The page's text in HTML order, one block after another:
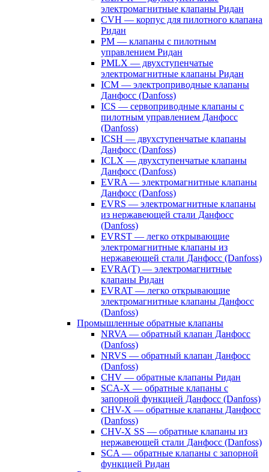
электромагнитные клапаны Ридан
CVH — корпус для пилотного клапана
Ридан
PM — клапаны с пилотным
управлением Ридан
PMLX — двухступенчатые
электромагнитные клапаны Ридан
ICM — электроприводные клапаны
Данфосс (Danfoss)
ICS — сервоприводные клапаны с
пилотным управлением Данфосс
(Danfoss)
ICSH — двухступенчатые клапаны
Данфосс (Danfoss)
ICLX — двухступенчатые клапаны
Данфосс (Danfoss)
EVRA — электромагнитные клапаны
Данфосс (Danfoss)
EVRS — электромагнитные клапаны
из нержавеющей стали Данфосс
(Danfoss)
EVRST — легко открывающие
электромагнитные клапаны из
нержавеющей стали Данфосс (Danfoss)
EVRA(T) — электромагнитные
клапаны Ридан
EVRAT — легко открывающие
электромагнитные клапаны Данфосс
(Danfoss)
Промышленные обратные клапаны
NRVA — обратный клапан Данфосс
(Danfoss)
NRVS — обратный клапан Данфосс
(Danfoss)
CHV — обратные клапаны Ридан
SCA-X — обратные клапаны с
запорной функцией Данфосс (Danfoss)
CHV-X — обратные клапаны Данфосс
(Danfoss)
CHV-X SS — обратные клапаны из
нержавеющей стали Данфосс (Danfoss)
SCA — обратные клапаны с запорной
функцией Ридан